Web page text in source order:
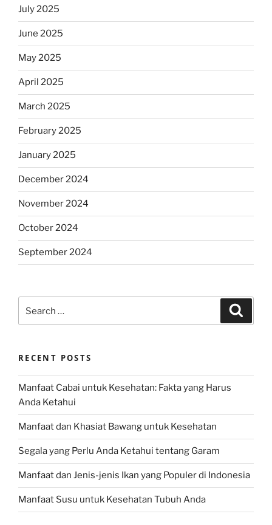
July 2025
June 2025
May 2025
April 2025
March 2025
February 2025
January 2025
December 2024
November 2024
October 2024
September 2024
for:
RECENT POSTS
Manfaat Cabai untuk Kesehatan: Fakta yang Harus
Anda Ketahui
Manfaat dan Khasiat Bawang untuk Kesehatan
Segala yang Perlu Anda Ketahui tentang Garam
Manfaat dan Jenis-jenis Ikan yang Populer di Indonesia
Manfaat Susu untuk Kesehatan Tubuh Anda